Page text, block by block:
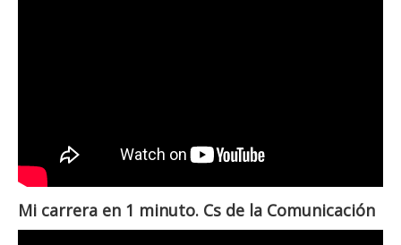
Mi carrera en 1 minuto. Cs de la Comunicación